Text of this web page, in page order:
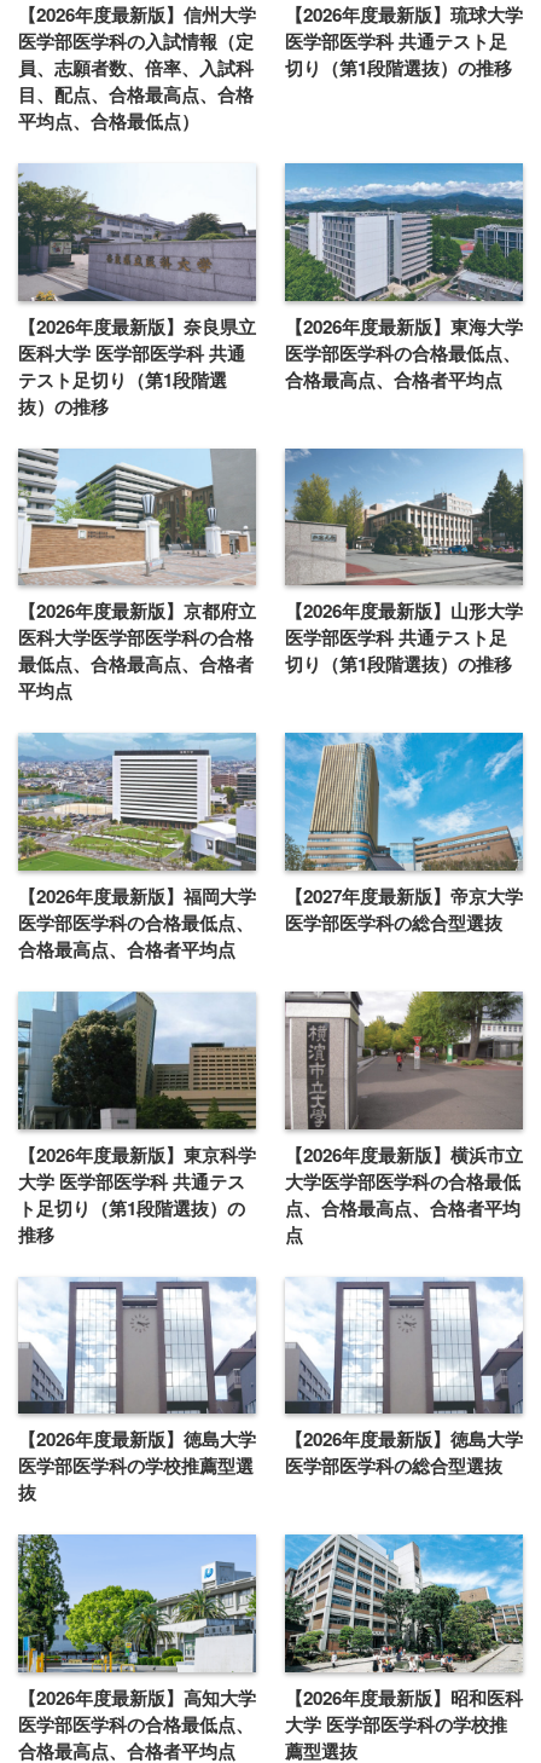
【2026年度最新版】信州大学
医学部医学科の入試情報（定
員、志願者数、倍率、入試科
目、配点、合格最高点、合格
平均点、合格最低点）
【2026年度最新版】琉球大学
医学部医学科 共通テスト足
切り（第1段階選抜）の推移
【2026年度最新版】奈良県立
医科大学 医学部医学科 共通
テスト足切り（第1段階選
抜）の推移
【2026年度最新版】東海大学
医学部医学科の合格最低点、
合格最高点、合格者平均点
【2026年度最新版】京都府立
医科大学医学部医学科の合格
最低点、合格最高点、合格者
平均点
【2026年度最新版】山形大学
医学部医学科 共通テスト足
切り（第1段階選抜）の推移
【2026年度最新版】福岡大学
医学部医学科の合格最低点、
合格最高点、合格者平均点
【2027年度最新版】帝京大学
医学部医学科の総合型選抜
【2026年度最新版】東京科学
大学 医学部医学科 共通テス
ト足切り（第1段階選抜）の
推移
【2026年度最新版】横浜市立
大学医学部医学科の合格最低
点、合格最高点、合格者平均
点
【2026年度最新版】徳島大学
医学部医学科の学校推薦型選
抜
【2026年度最新版】徳島大学
医学部医学科の総合型選抜
【2026年度最新版】高知大学
医学部医学科の合格最低点、
合格最高点、合格者平均点
【2026年度最新版】昭和医科
大学 医学部医学科の学校推
薦型選抜